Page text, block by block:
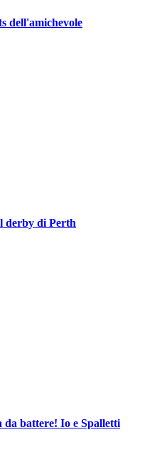
dell'amichevole
derby di Perth
battere! Io e Spalletti